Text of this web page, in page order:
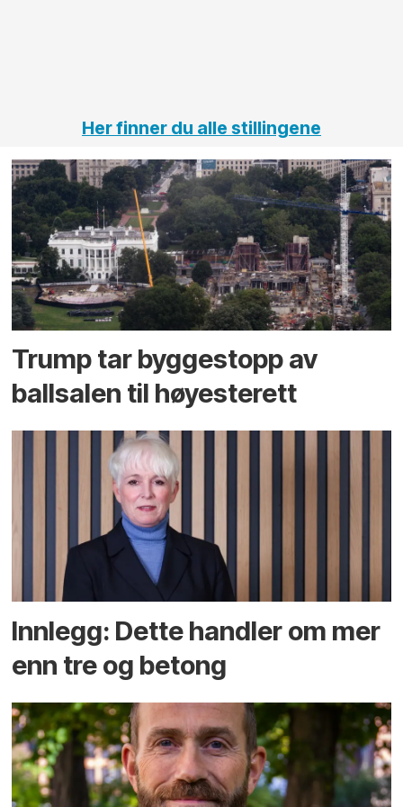
Her finner du alle stillingene
Trump tar byggestopp av
ballsalen til høyesterett
Innlegg: Dette handler om mer
enn tre og betong